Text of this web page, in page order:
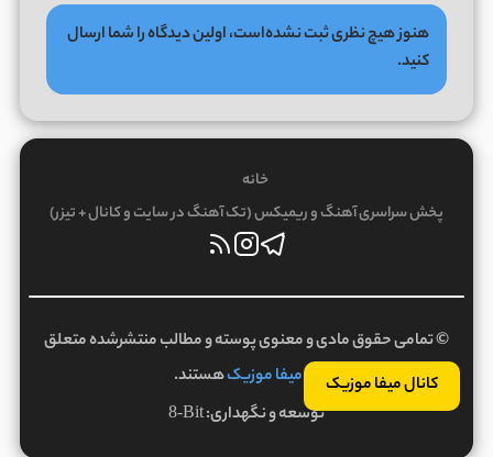
کانال میفا موزیک
هنوز هیچ نظری ثبت نشده‌است، اولین دیدگاه را شما ارسال
کنید.
خانه
پخش سراسری آهنگ و ریمیکس (تک آهنگ در سایت و کانال + تیزر)
© تمامی حقوق مادی و معنوی پوسته و مطالب منتشرشده متعلق
بهمیفا موزیکهستند.
توسعه و نگهداری:8-Bit